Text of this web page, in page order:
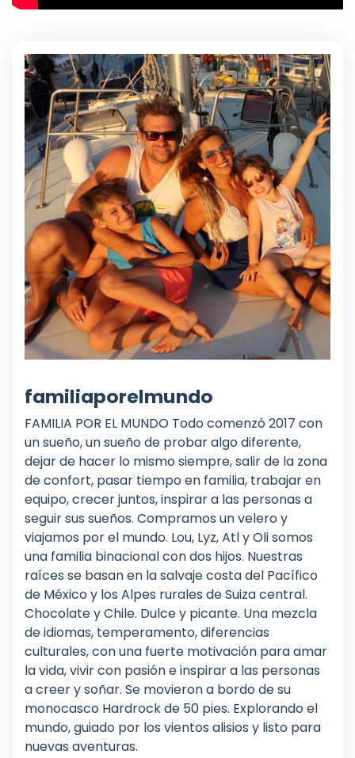
familiaporelmundo
FAMILIA POR EL MUNDO Todo comenzó 2017 con
un sueño, un sueño de probar algo diferente,
dejar de hacer lo mismo siempre, salir de la zona
de confort, pasar tiempo en familia, trabajar en
equipo, crecer juntos, inspirar a las personas a
seguir sus sueños. Compramos un velero y
viajamos por el mundo. Lou, Lyz, Atl y Oli somos
una familia binacional con dos hijos. Nuestras
raíces se basan en la salvaje costa del Pacífico
de México y los Alpes rurales de Suiza central.
Chocolate y Chile. Dulce y picante. Una mezcla
de idiomas, temperamento, diferencias
culturales, con una fuerte motivación para amar
la vida, vivir con pasión e inspirar a las personas
a creer y soñar. Se movieron a bordo de su
monocasco Hardrock de 50 pies. Explorando el
mundo, guiado por los vientos alisios y listo para
nuevas aventuras.